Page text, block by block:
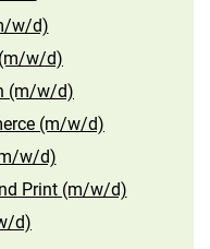
w/d)
w/d)
(m/w/d)
(m/w/d)
w/d)
Print (m/w/d)
d)